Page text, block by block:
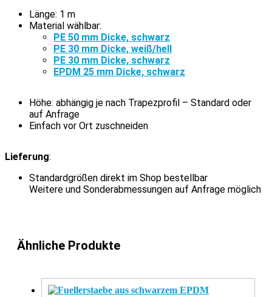
Länge: 1 m
Material wählbar:
PE 50 mm Dicke, schwarz
PE 30 mm Dicke, weiß/hell
PE 30 mm Dicke, schwarz
EPDM 25 mm Dicke, schwarz
Höhe: abhängig je nach Trapezprofil – Standard oder
auf Anfrage
Einfach vor Ort zuschneiden
Lieferung:
Standardgrößen direkt im Shop bestellbar
Weitere und Sonderabmessungen auf Anfrage möglich
Ähnliche Produkte